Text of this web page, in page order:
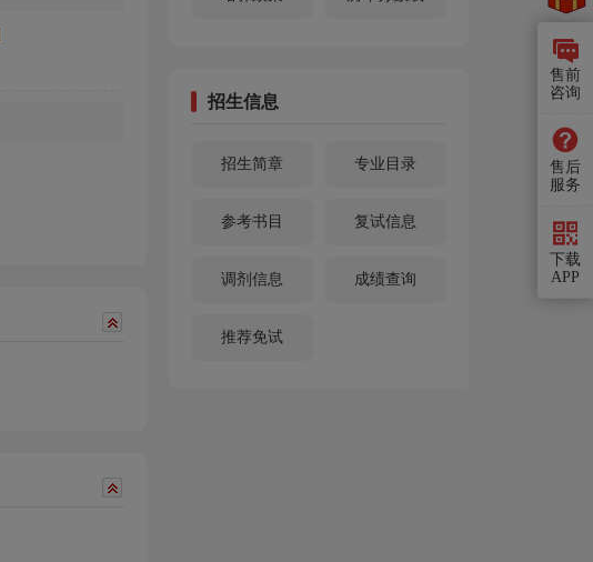
招生信息
招生简章 专业目录
参考书目 复试信息
调剂信息 成绩查询
推荐免试
售前
咨询
售后
服务
下载
APP